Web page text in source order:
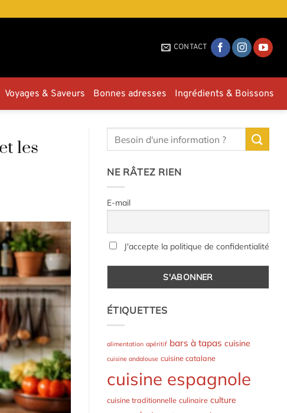
CONTACT
Voyages & Saveurs Bonnes adresses Ingrédients & Boissons
les
NE RÂTEZ RIEN
E-mail
J'accepte la politique de confidentialité
ÉTIQUETTES
alimentation apéritif bars à tapas cuisine
cuisine andalouse cuisine catalane
cuisine espagnole
cuisine traditionnelle culinaire culture